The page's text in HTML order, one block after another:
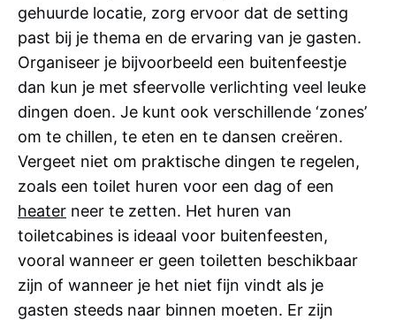
gehuurde locatie, zorg ervoor dat de setting
past bij je thema en de ervaring van je gasten.
Organiseer je bijvoorbeeld een buitenfeestje
dan kun je met sfeervolle verlichting veel leuke
dingen doen. Je kunt ook verschillende ‘zones’
om te chillen, te eten en te dansen creëren.
Vergeet niet om praktische dingen te regelen,
zoals een toilet huren voor een dag of een
heater neer te zetten. Het huren van
toiletcabines is ideaal voor buitenfeesten,
vooral wanneer er geen toiletten beschikbaar
zijn of wanneer je het niet fijn vindt als je
gasten steeds naar binnen moeten. Er zijn